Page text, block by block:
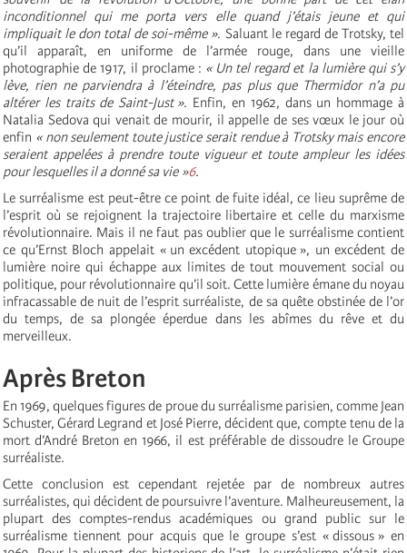
inconditionnel qui me porta vers elle quand j’étais jeune et qui
impliquait le don total de soi-même ». Saluant le regard de Trotsky, tel
qu’il apparaît, en uniforme de l’armée rouge, dans une vieille
photographie de 1917, il proclame : « Un tel regard et la lumière qui s’y
lève, rien ne parviendra à l’éteindre, pas plus que Thermidor n’a pu
altérer les traits de Saint-Just ». Enfin, en 1962, dans un hommage à
Natalia Sedova qui venait de mourir, il appelle de ses vœux le jour où
enfin « non seulement toute justice serait rendue à Trotsky mais encore
seraient appelées à prendre toute vigueur et toute ampleur les idées
pour lesquelles il a donné sa vie »6.
Le surréalisme est peut-être ce point de fuite idéal, ce lieu suprême de
l’esprit où se rejoignent la trajectoire libertaire et celle du marxisme
révolutionnaire. Mais il ne faut pas oublier que le surréalisme contient
ce qu’Ernst Bloch appelait « un excédent utopique », un excédent de
lumière noire qui échappe aux limites de tout mouvement social ou
politique, pour révolutionnaire qu’il soit. Cette lumière émane du noyau
infracassable de nuit de l’esprit surréaliste, de sa quête obstinée de l’or
du temps, de sa plongée éperdue dans les abîmes du rêve et du
merveilleux.
Après Breton
En 1969, quelques figures de proue du surréalisme parisien, comme Jean
Schuster, Gérard Legrand et José Pierre, décident que, compte tenu de la
mort d’André Breton en 1966, il est préférable de dissoudre le Groupe
surréaliste.
Cette conclusion est cependant rejetée par de nombreux autres
surréalistes, qui décident de poursuivre l’aventure. Malheureusement, la
plupart des comptes-rendus académiques ou grand public sur le
surréalisme tiennent pour acquis que le groupe s’est « dissous » en